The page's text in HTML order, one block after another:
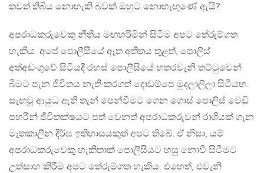
තවත් තිබිය නොහැකි බවක් ඔහුට නොහැඟුණේ ඇයි?
අපරාධකරුවෙකු නීතිය මඟහරිමින් සිටීම අපට තේරුම්ගත
හැකිය. අපේ පොලීසියේ ඈත අතීතය තුළත්, පොලිස්
අත්අඩංගුවේ සිටියදී රහස් පොලීසියේ හතරවැනි තට්ටුවෙන්
බිමට පැන ජීවිතය නැති කරගත් දොඩම්පෙ මුදලාලිලා සිටියහ.
සැඟවූ ආයුධ ඇති තැන් පෙන්වීමට ගෙන ගොස් පොලිස් වෙඩි
පහරින් ජීවිතක්ෂයට පත් වෙනත් අපරාධකරුවන් රාශියක් ගැන
මෑතකාලීන දීර්ඝ ඉතිහාසයකුත් අපට තිබේ. ඒ නිසා, යම්
අපරාධකරුවෙකු හැකිතාක් පොලීසියට හසු නොවී සිටීමට
උත්සාහ කිරීම අපට තේරුම්ගත හැකිය. එහෙත්, එවැනි